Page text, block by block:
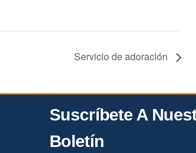
Servicio de adoración
Suscríbete A
Boletín